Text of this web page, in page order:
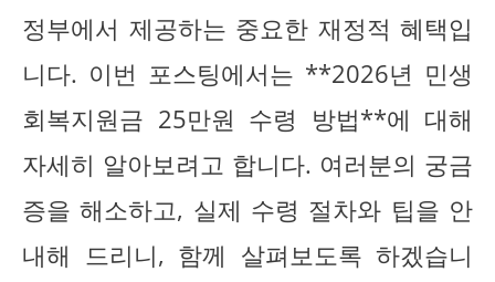
정부에서 제공하는 중요한 재정적 혜택입
니다. 이번 포스팅에서는 **2026년 민생
회복지원금 25만원 수령 방법**에 대해
자세히 알아보려고 합니다. 여러분의 궁금
증을 해소하고, 실제 수령 절차와 팁을 안
내해 드리니, 함께 살펴보도록 하겠습니